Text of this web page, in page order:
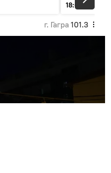
18:06
г. Гагра 101.3